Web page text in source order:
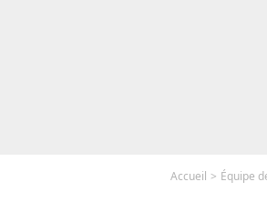
Accueil Équipe